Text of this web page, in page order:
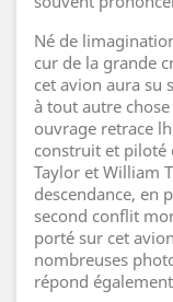
Né de
cur de la grande
cet avion aura su
à tout autre
ouvrage retrace
construit et piloté
Taylor et William
descendance, en
second conflit
porté sur cet
nombreuses
répond